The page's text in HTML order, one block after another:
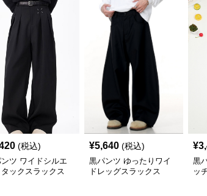
(税込)
ツ ワイドシルエ
タックスラックス
¥5,640 (税込)
黒パンツ ゆったりワイ
ドレッグスラックス
¥
黒
ッ